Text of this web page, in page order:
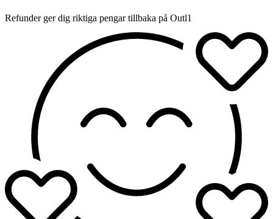
Refunder ger dig riktiga pengar tillbaka på Outl1